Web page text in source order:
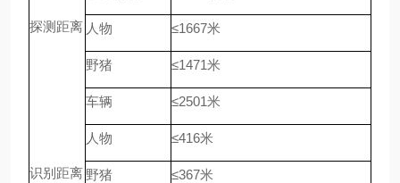
探测距离 人物 ≤1667米
野猪 ≤1471米
车辆 ≤2501米
识别距离
人物 ≤416米
野猪 ≤367米